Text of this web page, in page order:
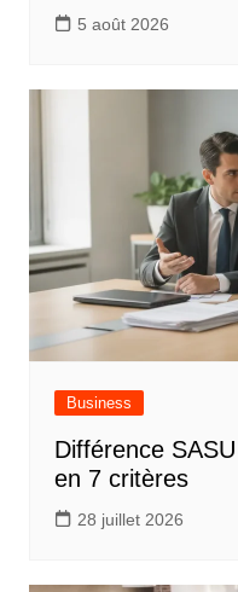
5 août 2026
Business
Différence
en 7 critères
28 juillet 2026